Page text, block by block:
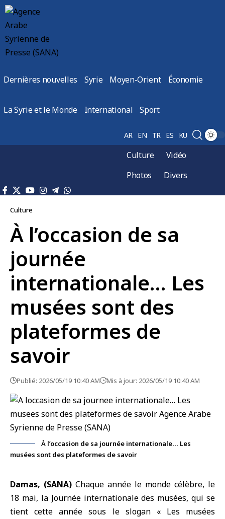
Dernières nouvelles Syrie Moyen-Orient Économie
La Syrie et le Monde International Sport
AR EN TR ES KU
Culture
Vidéo
Photos
Divers
Culture
À l’occasion de sa
journée
internationale… Les
musées sont des
plateformes de
savoir
Publié: 2026/05/19 10:40 AM Mis à jour: 2026/05/19 10:40 AM
À l’occasion de sa journée internationale… Les
musées sont des plateformes de savoir
Damas, (SANA) Chaque année le monde célèbre, le
18 mai, la Journée internationale des musées, qui se
tient cette année sous le slogan « Les musées